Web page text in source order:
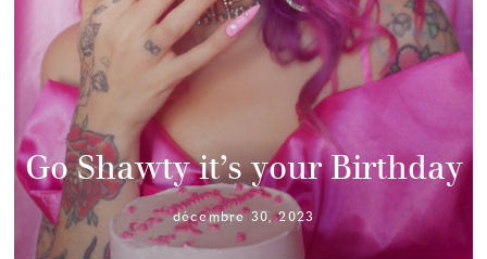
Go Shawty it’s your Birthday
décembre 30, 2023